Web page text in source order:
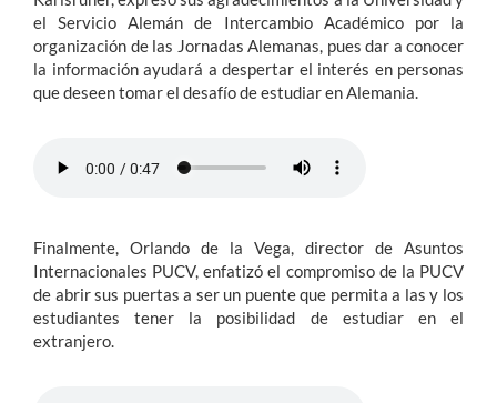
el Servicio Alemán de Intercambio Académico por la
organización de las Jornadas Alemanas, pues dar a conocer
la información ayudará a despertar el interés en personas
que deseen tomar el desafío de estudiar en Alemania.
Finalmente, Orlando de la Vega, director de Asuntos
Internacionales PUCV, enfatizó el compromiso de la PUCV
de abrir sus puertas a ser un puente que permita a las y los
estudiantes tener la posibilidad de estudiar en el
extranjero.